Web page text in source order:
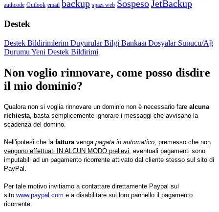
authcode Outlook email backup spazi web SospesoJetBackup
Destek
Destek Bildirimlerim DuyurularBilgi Bankası Dosyalar Sunucu/Ağ
Durumu Yeni Destek Bildirimi
Non voglio rinnovare, come posso disdire
il mio dominio?
Qualora non si voglia rinnovare un dominio non è necessario fare alcuna
richiesta, basta semplicemente ignorare i messaggi che avvisano la
scadenza del domino.
Nell'ipotesi che la fatturavenga pagata in automatico, premesso che non
vengono effettuati IN ALCUN MODO prelievi, eventuali pagamenti sono
imputabili ad un pagamento ricorrente attivato dal cliente stesso sul sito di
PayPal.
Per tale motivo invitiamo a contattare direttamente Paypal sul
sito www.paypal.com e a disabilitare sul loro pannello il pagamento
ricorrente.